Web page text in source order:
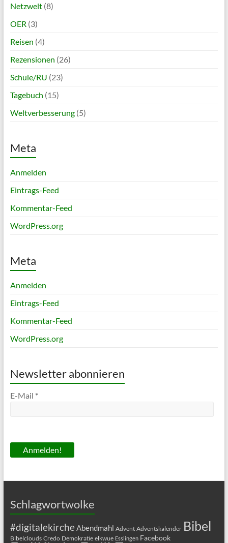
Netzwelt(8)
OER (3)
Reisen (4)
Rezensionen (26)
Schule/RU (23)
Tagebuch (15)
Weltverbesserung(5)
Meta
Anmelden
Eintrags-Feed
Kommentar-Feed
WordPress.org
Meta
Anmelden
Eintrags-Feed
Kommentar-Feed
WordPress.org
Newsletter abonnieren
E-Mail *
Schlagwortwolke
#digitalekircheAbendmahl Advent Adventskalender Bibel
Bibelclouds Credo Demokratie elkwue Esslingen Facebook